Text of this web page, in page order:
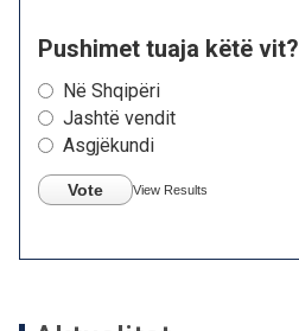
Pushimet tuaja këtë vit?
Në Shqipëri
Jashtë vendit
Asgjëkundi
Vote View Results